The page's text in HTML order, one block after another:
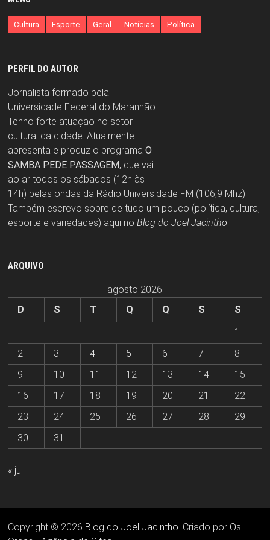
Cultura Esporte Geral Notícias Política
PERFIL DO AUTOR
Jornalista formado pela
Universidade Federal do Maranhão.
Tenho forte atuação no setor
cultural da cidade. Atualmente
apresenta e produz o programa O
SAMBA PEDE PASSAGEM, que vai
ao ar todos os sábados (12h às
14h) pelas ondas da Rádio Universidade FM (106,9 Mhz).
Também escrevo sobre de tudo um pouco (política, cultura,
esporte e variedades) aqui no Blog do Joel Jacintho.
ARQUIVO
agosto 2026
D
S T Q Q S
S
1
2
3 4 5 6 7
8
9
10 11 12 13 14
15
16
17 18 19 20 21
22
23
24 25 26 27 28
29
30
31
« jul
Copyright © 2026 Blog do Joel Jacintho. Criado por Os